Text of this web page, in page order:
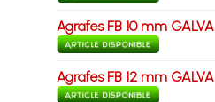
Agrafes FB 10 mm GALVA
Agrafes FB 12 mm GALVA